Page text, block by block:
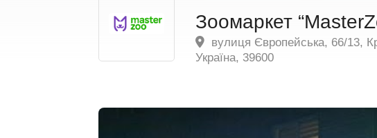
Зоомаркет
вулиця Європейська, 66/13,
Україна, 39600